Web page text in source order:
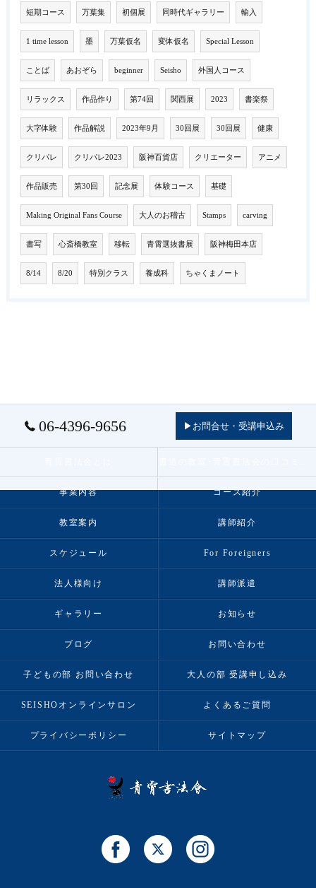
短期コース 万葉集 初個展 同時代ギャラリー 輸入
1 time lesson 墨 万葉仮名 変体仮名 Special Lesson
ことば あおぞら beginner Seisho 外国人コース
リラックス 作品作り 第74回 関西展 2023 書楽祭
大字体験 作品解説 2023年9月 30回展 30回展 健康
クリパレ クリパレ2023 阪神百貨店 クリエーター アニメ
作品販売 第30回 記念展 体験コース 基礎
Making Original Fans Course 大人のお稽古 Stamps carving
書写 心斎橋教室 移転 青霄選抜書展 阪神梅田本店
8/14 8/20 特別クラス 養成科 ちゃくまノート
06-4396-9656 ▶お問合せ・受講申込み
事業内容 コース紹介
教室案内 講師紹介
スケジュール For Foreigners
法人様向け 講師派遣
ギャラリー お知らせ
ブログ お問い合わせ
子どもの部 お問い合わせ 大人の部 受講申し込み
SEISHOオンラインサロン よくあるご質問
プライバシーポリシー サイトマップ